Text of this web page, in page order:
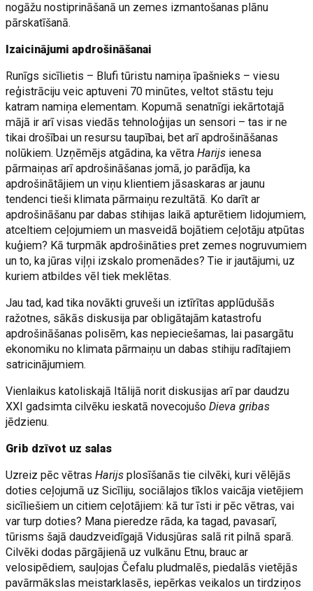
nogāžu nostiprināšanā un zemes izmantošanas plānu
pārskatīšanā.
Izaicinājumi apdrošināšanai
Runīgs sicīlietis – Blufi tūristu namiņa īpašnieks – viesu
reģistrāciju veic aptuveni 70 minūtes, veltot stāstu teju
katram namiņa elementam. Kopumā senatnīgi iekārtotajā
mājā ir arī visas viedās tehnoloģijas un sensori – tas ir ne
tikai drošībai un resursu taupībai, bet arī apdrošināšanas
nolūkiem. Uzņēmējs atgādina, ka vētraHarijs ienesa
pārmaiņas arī apdrošināšanas jomā, jo parādīja, ka
apdrošinātājiem un viņu klientiem jāsaskaras ar jaunu
tendenci tieši klimata pārmaiņu rezultātā. Ko darīt ar
apdrošināšanu par dabas stihijas laikā apturētiem lidojumiem,
atceltiem ceļojumiem un masveidā bojātiem ceļotāju atpūtas
kuģiem? Kā turpmāk apdrošināties pret zemes nogruvumiem
un to, ka jūras viļņi izskalo promenādes? Tie ir jautājumi, uz
kuriem atbildes vēl tiek meklētas.
Jau tad, kad tika novākti gruveši un iztīrītas applūdušās
ražotnes, sākās diskusija par obligātajām katastrofu
apdrošināšanas polisēm, kas nepieciešamas, lai pasargātu
ekonomiku no klimata pārmaiņu un dabas stihiju radītajiem
satricinājumiem.
Vienlaikus katoliskajā Itālijā norit diskusijas arī par daudzu
XXI gadsimta cilvēku ieskatā novecojušoDieva gribas
jēdzienu.
Grib dzīvot uz salas
Uzreiz pēc vētrasHarijsplosīšanās tie cilvēki, kuri vēlējās
doties ceļojumā uz Sicīliju, sociālajos tīklos vaicāja vietējiem
sicīliešiem un citiem ceļotājiem: kā tur īsti ir pēc vētras, vai
var turp doties? Mana pieredze rāda, ka tagad, pavasarī,
tūrisms šajā daudzveidīgajā Vidusjūras salā rit pilnā sparā.
Cilvēki dodas pārgājienā uz vulkānu Etnu, brauc ar
velosipēdiem, sauļojas Čefalu pludmalēs, piedalās vietējās
pavārmākslas meistarklasēs, iepērkas veikalos un tirdziņos